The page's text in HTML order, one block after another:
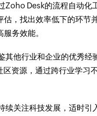
Zoho Desk的流程自动化
估，找出效率低下的环节
务效能。
其他行业和企业的优秀经
区资源，通过跨行业学习
续关注科技发展，适时引